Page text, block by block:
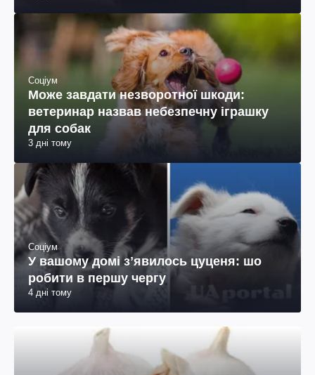
Соціум
Може завдати незворотної шкоди:
ветеринар назвав небезпечну іграшку
для собак
3 дні тому
Соціум
У вашому домі зʼявилось цуценя: шо
робити в першу чергу
4 дні тому